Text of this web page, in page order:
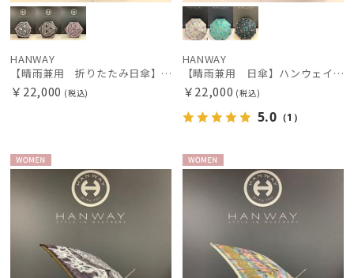
DAKS
estaa
エスタ
FURLA
フルラ
ハンウェイ
HANWAY
【晴雨兼用 折りたたみ日傘】ハンウェイ（ＨＡＮＷＡＹ）Vestido de frida（べスティード・デ・フリーダ）
￥22,000 (税込)
HANWAY
【晴雨兼用 日傘】ハンウェイ（ＨＡＮＷＡＹ）Amuleto mexicano（アムレット・メヒカーノ）
￥22,000 (税込)
5.0 （1）
WOME
WOME